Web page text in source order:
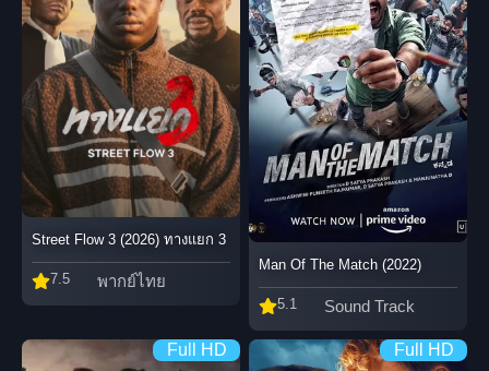
Street Flow 3 (2026) ทางแยก 3
7.5 พากย์ไทย
Man Of The Match (2022)
5.1 Sound Track
Full HD Full HD